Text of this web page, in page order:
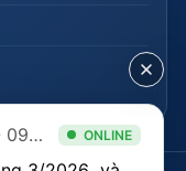
Xưởng Gốm Việt - 094.1900.823 ONLINE